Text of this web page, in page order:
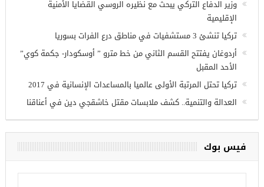
أحدث المقالات
وزير الدفاع التركي يبحث مع نظيره الروسي القضايا الأمنية
الإقليمية
تركيا تنشئ 3 مستشفيات في مناطق درع الفرات بسوريا
أردوغان يفتتح القسم الثاني من خط مترو ” أوسكودار- جكمة كوي”
الأحد المقبل
العدالة والتنمية.. كشف ملابسات مقتل خاشقجي دين في أعناقنا